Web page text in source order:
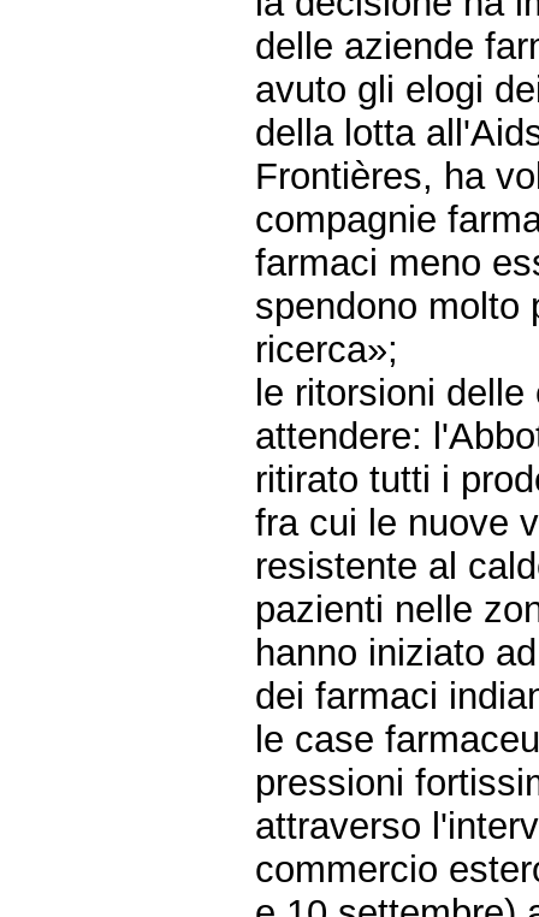
delle aziende
avuto gli elogi
della lotta
Frontières, ha
compagnie
farmaci meno
spendono molto
ricerca»;
le ritorsioni
attendere:
ritirato tutti i
fra cui le nuove
resistente al
pazienti nelle
hanno iniziato
dei farmaci
le case
pressioni
attraverso
commercio